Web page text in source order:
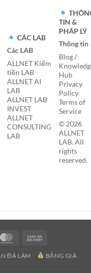
CÁC LAB
Các LAB
ALLNET Kiếm
tiền LAB
ALLNET AI
LAB
ALLNET LAB
INVEST
ALLNET
CONSULTING
LAB
TIN &
PHÁP LÝ
Thông tin
Blog /
Hub
Privacy
Policy
Terms of
Service
© 2026
ALLNET
LAB. All
rights
reserved.
MasterCard
Delivery
ĐÃ LÀM
BẢNG GIÁ